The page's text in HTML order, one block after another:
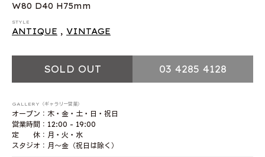
W80 D40 H75mm
STYLE
ANTIQUE , VINTAGE
SOLD OUT 03 4285 4128
GALLERY（ギャラリー営業）
オープン：木・金・土・日・祝日
営業時間：12:00 - 19:00
定 休：月・火・水
スタジオ：月〜金（祝日は除く）